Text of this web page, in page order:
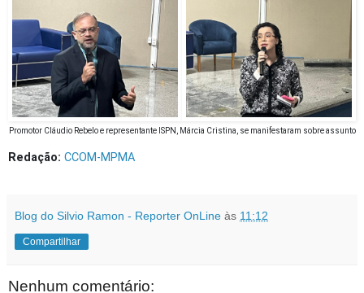
Promotor Cláudio Rebelo e representante ISPN, Márcia Cristina, se manifestaram sobre assunto
Redação: CCOM-MPMA
Blog do Silvio Ramon - Reporter OnLine às 11:12
Compartilhar
Nenhum comentário: